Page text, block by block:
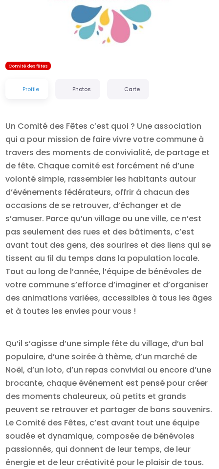
Comité des fêtes
Profile Photos Carte
Un Comité des Fêtes c’est quoi ? Une association
qui a pour mission de faire vivre votre commune à
travers des moments de convivialité, de partage et
de fête. Chaque comité est forcément né d’une
volonté simple, rassembler les habitants autour
d’événements fédérateurs, offrir à chacun des
occasions de se retrouver, d’échanger et de
s’amuser. Parce qu’un village ou une ville, ce n’est
pas seulement des rues et des bâtiments, c’est
avant tout des gens, des sourires et des liens qui se
tissent au fil du temps dans la population locale.
Tout au long de l’année, l’équipe de bénévoles de
votre commune s’efforce d’imaginer et d’organiser
des animations variées, accessibles à tous les âges
et à toutes les envies pour vous !
Qu’il s’agisse d’une simple fête du village, d’un bal
populaire, d’une soirée à thème, d’un marché de
Noël, d’un loto, d’un repas convivial ou encore d’une
brocante, chaque événement est pensé pour créer
des moments chaleureux, où petits et grands
peuvent se retrouver et partager de bons souvenirs.
Le Comité des Fêtes, c’est avant tout une équipe
soudée et dynamique, composée de bénévoles
passionnés, qui donnent de leur temps, de leur
énergie et de leur créativité pour le plaisir de tous.